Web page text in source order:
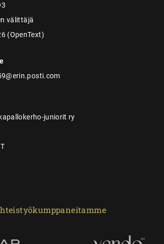
välittäjä
(OpenText)
juniorit ry